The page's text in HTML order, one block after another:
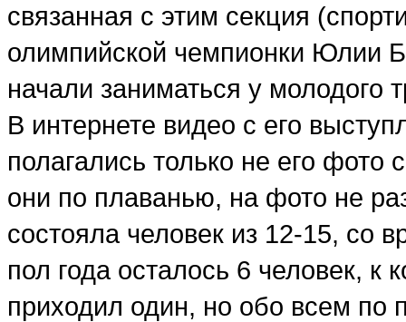
связанная с этим секция
олимпийской чемпионки Юлии
начали заниматься у молодого
В интернете видео с его
полагались только не его
они по плаванью, на фото не
состояла человек из 12-15, со
пол года осталось 6 человек,
приходил один, но обо всем по